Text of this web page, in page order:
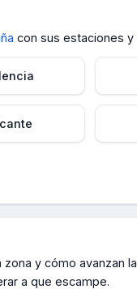
con sus estaciones
y cómo avanzan
a que escampe.